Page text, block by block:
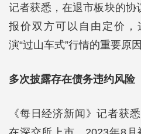
记者获悉，在退市板块的协
报价双方可以自由定价
演“过山车式”行情的重要原因
多次披露存在债务违约风险
《每日经济新闻》记者获